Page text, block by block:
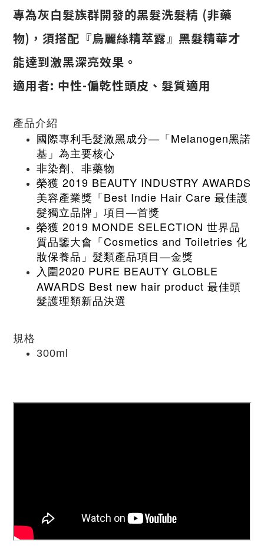
專為灰白髮族群開發的黑髮洗髮精 (非藥
物)，須搭配『烏麗絲精萃露』黑髮精華才
能達到激黑深亮效果。
適用者: 中性-偏乾性頭皮、髮質適用
產品介紹
國際專利毛髮激黑成分—「Melanogen黑諾
基」為主要核心
非染劑、非藥物
榮獲 2019 BEAUTY INDUSTRY AWARDS
美容產業獎「Best Indie Hair Care 最佳護
髮獨立品牌」項目—首獎
榮獲 2019 MONDE SELECTION 世界品
質品鑒大會「Cosmetics and Toiletries 化
妝保養品」髮類產品項目—金獎
入圍 2020 PURE BEAUTY GLOBLE
AWARDS Best new hair product 最佳頭
髮護理類新品決選
規格
300ml